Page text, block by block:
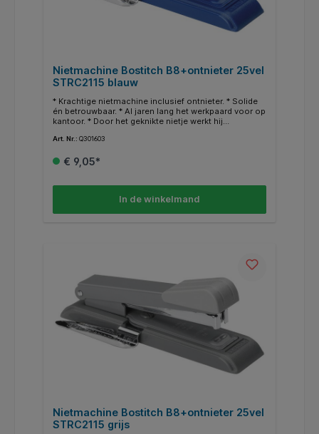
Nietmachine Bostitch B8+ontnieter 25vel
STRC2115 blauw
* Krachtige nietmachine inclusief ontnieter. * Solide
én betrouwbaar. * Al jaren lang het werkpaard voor op
kantoor. * Door het geknikte nietje werkt hij
Capaciteit 25vel.
Art. Nr.: Q301603
€ 9,05*
In de winkelmand
Nietmachine Bostitch B8+ontnieter 25vel
STRC2115 grijs